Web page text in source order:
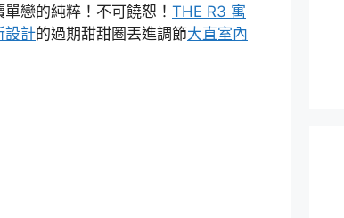
戀的純粹！不可饒恕！ THE R3 寓
設計的過期甜甜圈丟進調節大直室內